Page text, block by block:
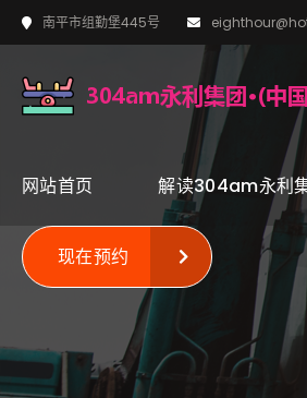
南平市组勤堡445号
网站首页 解读304am永利
现在预约